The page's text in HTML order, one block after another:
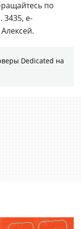
по
3435, e-
Dedicated на